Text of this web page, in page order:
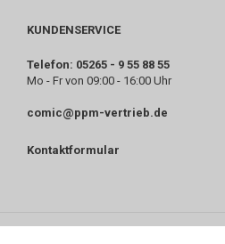
KUNDENSERVICE
Telefon: 05265 - 9 55 88 55
Mo - Fr von 09:00 - 16:00 Uhr
comic@ppm-vertrieb.de
Kontaktformular